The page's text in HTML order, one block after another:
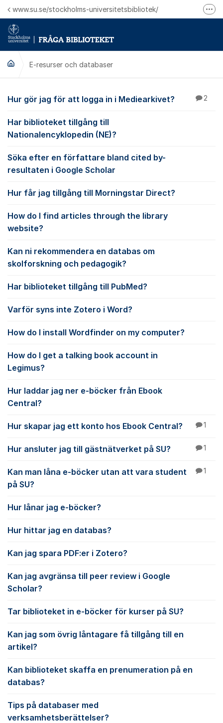
Hoppa till innehåll
www.su.se/stockholms-universitetsbibliotek/
E-resurser och databaser
E-resurser och
Hur gör jag för att logga in i Mediearkivet? 2
Har biblioteket tillgång till
Nationalencyklopedin (NE)?
Söka efter en författare bland cited by-
resultaten i Google Scholar
Hur får jag tillgång till Morningstar Direct?
How do I find articles through the library
website?
Kan ni rekommendera en databas om
skolforskning och pedagogik?
Har biblioteket tillgång till PubMed?
Varför syns inte Zotero i Word?
How do I install Wordfinder on my computer?
How do I get a talking book account in
Legimus?
Hur laddar jag ner e-böcker från Ebook
Central?
Hur skapar jag ett konto hos Ebook Central? 1
Hur ansluter jag till gästnätverket på SU? 1
Kan man låna e-böcker utan att vara student
på SU?
1
Hur lånar jag e-böcker?
Hur hittar jag en databas?
Kan jag spara PDF:er i Zotero?
Kan jag avgränsa till peer review i Google
Scholar?
Tar biblioteket in e-böcker för kurser på SU?
Kan jag som övrig låntagare få tillgång till en
artikel?
Kan biblioteket skaffa en prenumeration på en
databas?
Tips på databaser med
verksamhetsberättelser?